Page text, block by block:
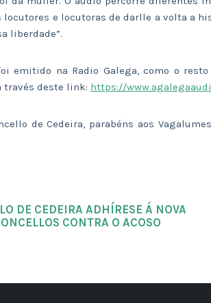
locutores e locutoras de darlle a volta a
liberdade”.
emitido na Radio Galega, como o
través deste link: https://
de Cedeira, parabéns aos
DE CEDEIRA ADHÍRESE Á NOVA
CONTRA O ACOSO